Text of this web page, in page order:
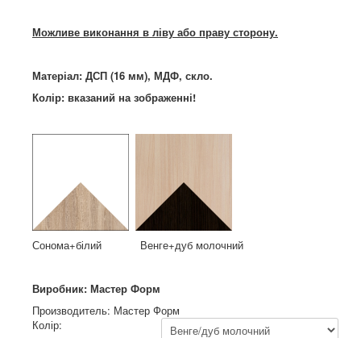
Можливе виконання в ліву або праву сторону.
Матеріал: ДСП (16 мм), МДФ, скло.
Колір: вказаний на зображенні!
Сонома+білий Венге+дуб молочний
Виробник: Мастер Форм
Производитель: Мастер Форм
Колір: